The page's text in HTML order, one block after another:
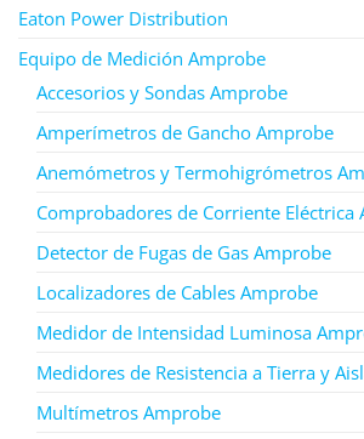
Eaton Power Distribution
Equipo de Medición Amprobe
Accesorios y Sondas Amprobe
Amperímetros de Gancho Amprobe
Anemómetros y Termohigrómetros
Comprobadores de Corriente Eléctrica
Detector de Fugas de Gas Amprobe
Localizadores de Cables Amprobe
Medidor de Intensidad Luminosa
Medidores de Resistencia a Tierra y
Multímetros Amprobe